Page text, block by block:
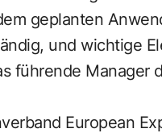
geplanten
und wichtige
führende Manager
European